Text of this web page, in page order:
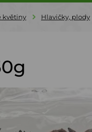
květiny Hlavičky, plody